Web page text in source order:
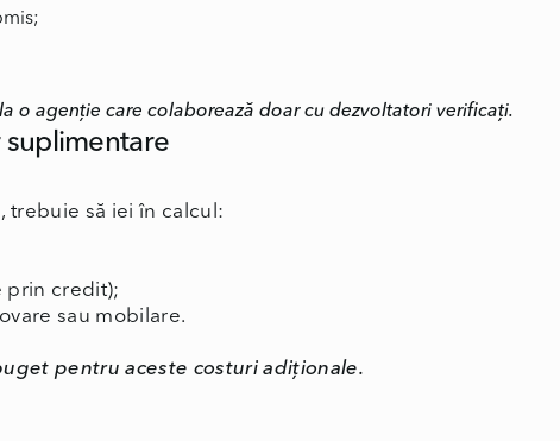
o agenție care colaborează doar cu dezvoltatori verificați.
suplimentare
trebuie să iei în calcul:
prin credit);
sau mobilare.
pentru aceste costuri adiționale.